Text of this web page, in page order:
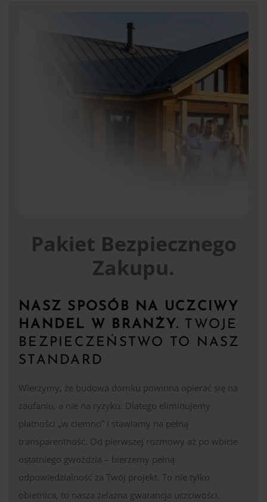
Pakiet Bezpiecznego
Zakupu.
NASZ SPOSÓB NA UCZCIWY
HANDEL W BRANŻY.
TWOJE
BEZPIECZEŃSTWO TO NASZ
STANDARD
Wierzymy, że budowa domku powinna opierać się na
zaufaniu, a nie na ryzyku. Dlatego eliminujemy
płatności „w ciemno” i stawiamy na pełną
transparentność. Od pierwszej rozmowy aż po wbicie
ostatniego gwoździa – bierzemy pełną
odpowiedzialność za Twój projekt. To nie tylko
obietnica, to nasza żelazna gwarancja uczciwości.